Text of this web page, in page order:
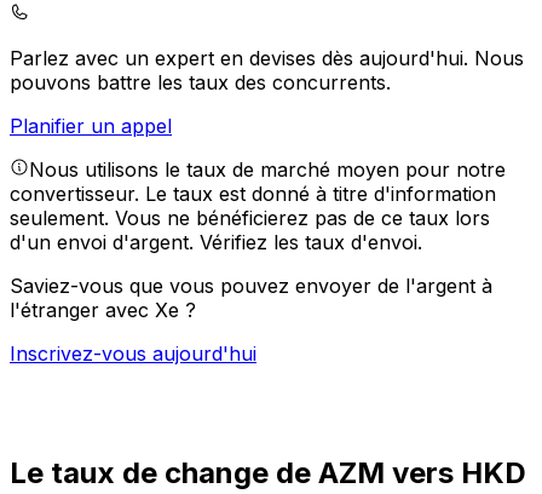
Parlez avec un expert en devises dès aujourd'hui. Nous
pouvons battre les taux des concurrents.
Planifier un appel
Nous utilisons le taux de marché moyen pour notre
convertisseur. Le taux est donné à titre d'information
seulement. Vous ne bénéficierez pas de ce taux lors
d'un envoi d'argent. Vérifiez les taux d'envoi.
Saviez-vous que vous pouvez envoyer de l'argent à
l'étranger avec Xe ?
Inscrivez-vous aujourd'hui
Le taux de change de AZM vers HKD